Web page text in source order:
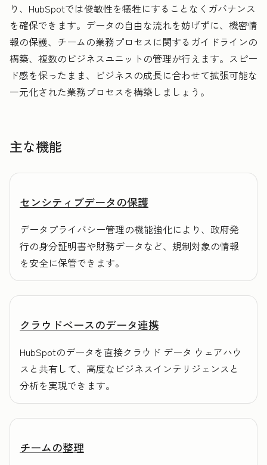
り、HubSpotでは俊敏性を犠牲にすることなくガバナンス
を確保できます。データの自由な流れを妨げずに、機密情
報の保護、チームの業務プロセスに関するガイドラインの
構築、複数のビジネスユニットの管理が行えます。スピー
ド感を保ったまま、ビジネスの成長に合わせて拡張可能な
一元化された業務プロセスを構築しましょう。
主な機能
センシティブデータの保護
データプライバシー管理の機能強化により、政府発
行の身分証明書や財務データなど、規制対象の情報
を安全に保管できます。
クラウドベースのデータ連携
HubSpotのデータを直接クラウド データ ウェアハウ
スと共有して、高度なビジネスインテリジェンスと
分析を実現できます。
チームの整理